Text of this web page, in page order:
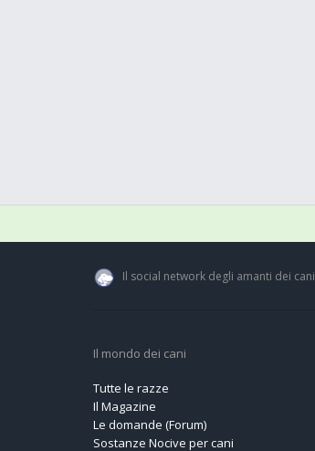
Il social network degli amanti dei cani
Il mondo dei cani
Tutte le razze
Il Magazine
Le domande (Forum)
Sostanze Nocive per cani